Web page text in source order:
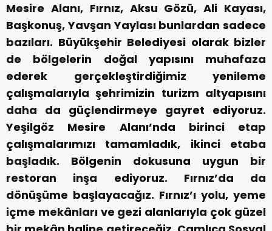
Mesire Alanı, Fırnız, Aksu Gözü, Ali Kayası,
Başkonuş, Yavşan Yaylası bunlardan sadece
bazıları. Büyükşehir Belediyesi olarak bizler
de bölgelerin doğal yapısını muhafaza
ederek gerçekleştirdiğimiz yenileme
çalışmalarıyla şehrimizin turizm altyapısını
daha da güçlendirmeye gayret ediyoruz.
Yeşilgöz Mesire Alanı’nda birinci etap
çalışmalarımızı tamamladık, ikinci etaba
başladık. Bölgenin dokusuna uygun bir
restoran inşa ediyoruz. Fırnız’da da
dönüşüme başlayacağız. Fırnız’ı yolu, yeme
içme mekânları ve gezi alanlarıyla çok güzel